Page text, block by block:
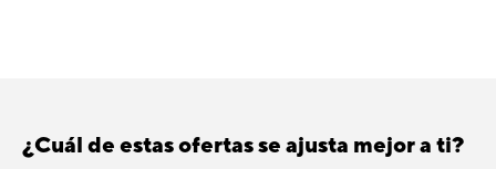
¿Cuál de estas ofertas se ajusta mejor a ti?